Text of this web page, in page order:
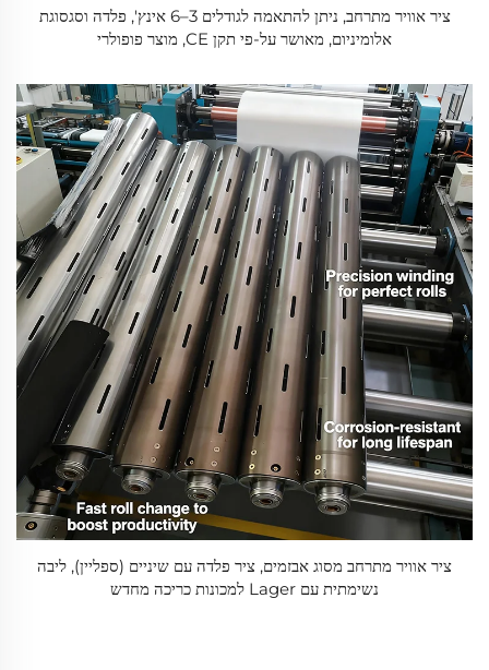
ציר אוויר מתרחב, ניתן להתאמה לגודלים 3–6 אינץ', פלדה וסגסוגת
אלומיניום, מאושר על-פי תקן CE, מוצר פופולרי
ציר אוויר מתרחב מסוג אבזמים, ציר פלדה עם שיניים (ספליין), ליבה
נשימתית עם Lager למכונות כריכה מחדש